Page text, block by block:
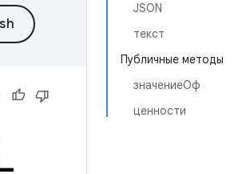
JSON
текст
Публичные методы
значениеОф
ценности